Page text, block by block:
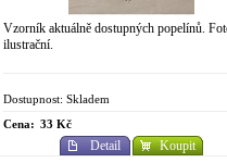
Vzorník aktuálně dostupných popelínů.
ilustrační.
Dostupnost: Skladem
Cena: 33 Kč
Detail Koupit